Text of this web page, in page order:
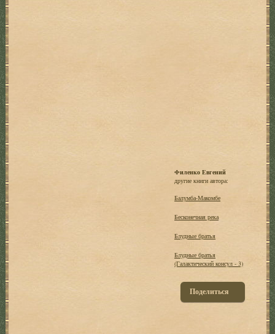
Филенко Евгений
другие книги автора:
Балумба-Макомбе
Бесконечная река
Блудные братья
Блудные братья
(Галактический консул - 3)
Поделиться